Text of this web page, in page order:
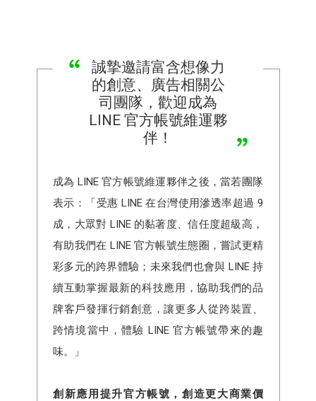
誠摯邀請富含想像力
的創意、廣告相關公
司團隊，歡迎成為
LINE 官方帳號維運夥
伴！
成為 LINE 官方帳號維運夥伴之後，當若團隊
表示：「受惠 LINE 在台灣使用滲透率超過 9
成，大眾對 LINE 的黏著度、信任度超級高，
有助我們在 LINE 官方帳號生態圈，嘗試更精
彩多元的跨界體驗；未來我們也會與 LINE 持
續互動掌握最新的科技應用，協助我們的品
牌客戶發揮行銷創意，讓更多人從跨裝置、
跨情境當中，體驗 LINE 官方帳號帶來的趣
味。」
創新應用提升官方帳號，創造更大商業價